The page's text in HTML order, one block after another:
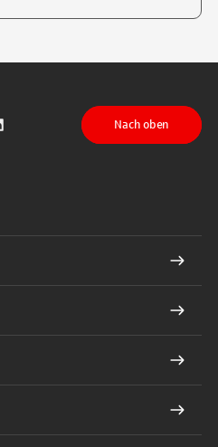
auf TikTokauf LinkedIn
Nach oben